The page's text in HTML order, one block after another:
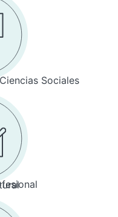
Sociales